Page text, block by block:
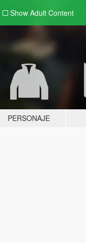
Show Adult Content
PERSONAJE